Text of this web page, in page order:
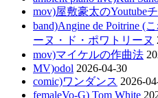
mov)屋敷豪太のYoutube
band)Angine de Poitrine (
ーヌ・ド・ポワトリーヌ
mov)マイケルの作曲法
MV)odol 2026-04-30
comic)ワンダンス 2026-
femaleVo-G) Tom White